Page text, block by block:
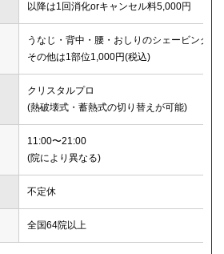
以降は1回消化orキャンセル料5,000円
うなじ・背中・腰・おしりのシェービングは
その他は1部位1,000円(税込)
クリスタルプロ
(熱破壊式・蓄熱式の切り替えが可能)
11:00〜21:00
(院により異なる)
不定休
全国64院以上